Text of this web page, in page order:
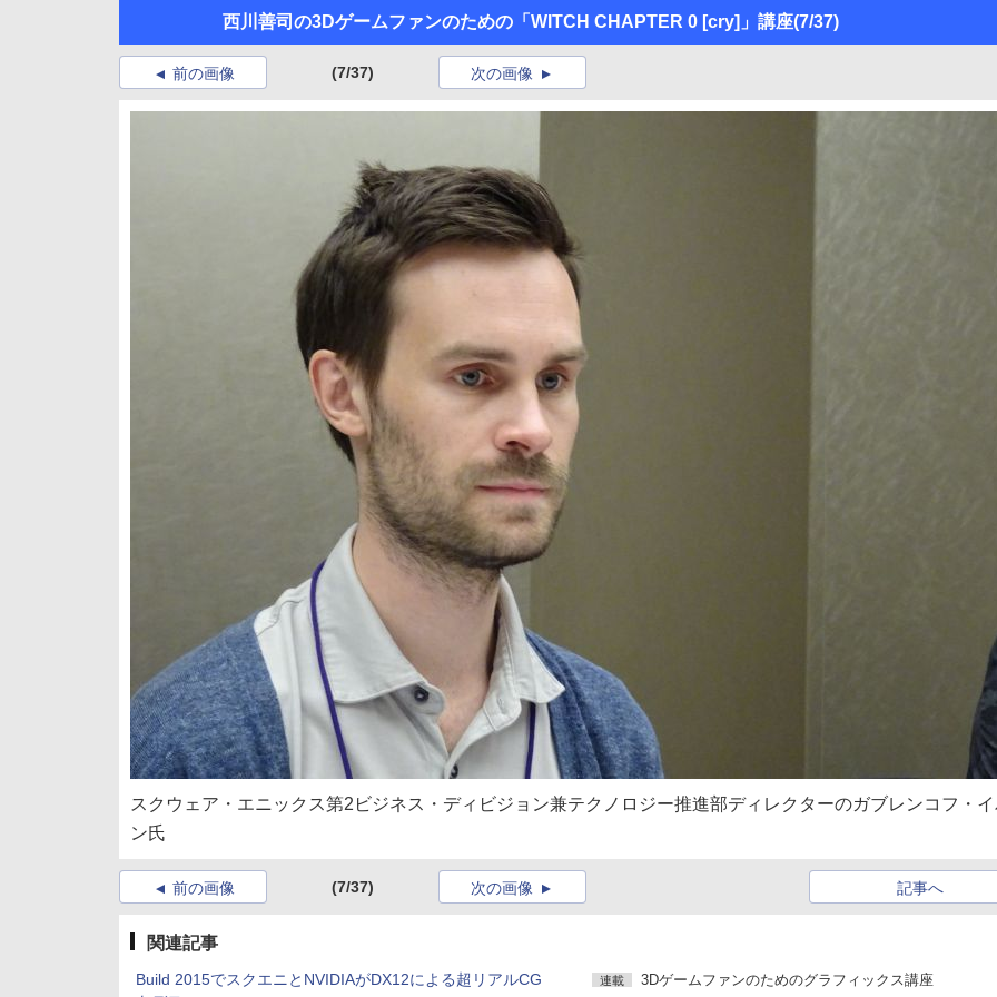
西川善司の3Dゲームファンのための「WITCH CHAPTER 0 [cry]」講座(7/37)
前の画像 (7/37) 次の画像
スクウェア・エニックス第2ビジネス・ディビジョン兼テクノロジー推進部ディレクターのガブレンコフ・
ン氏
前の画像 (7/37) 記事へ
次の画像
関連記事
Build 2015でスクエニとNVIDIAがDX12による超リアルCG
連載 3Dゲームファンのためのグラフィックス講座